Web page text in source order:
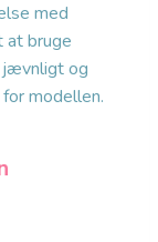
med
at bruge
og
modellen.